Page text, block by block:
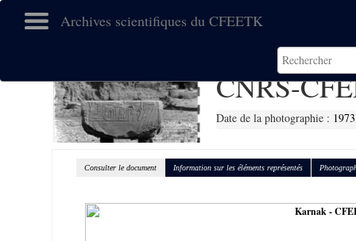
Archives scientifiques du CFEETK
CNRS-
Date de la photographie : 1973
Consulter le document Information sur les éléments représentés